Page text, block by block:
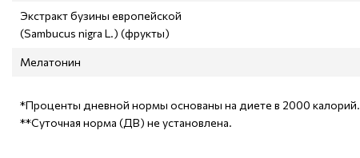
Экстракт бузины европейской
(Sambucus nigra L.) (фрукты)
Мелатонин
*Проценты дневной нормы основаны на диете в 2000 калорий.
**Суточная норма (ДВ) не установлена.